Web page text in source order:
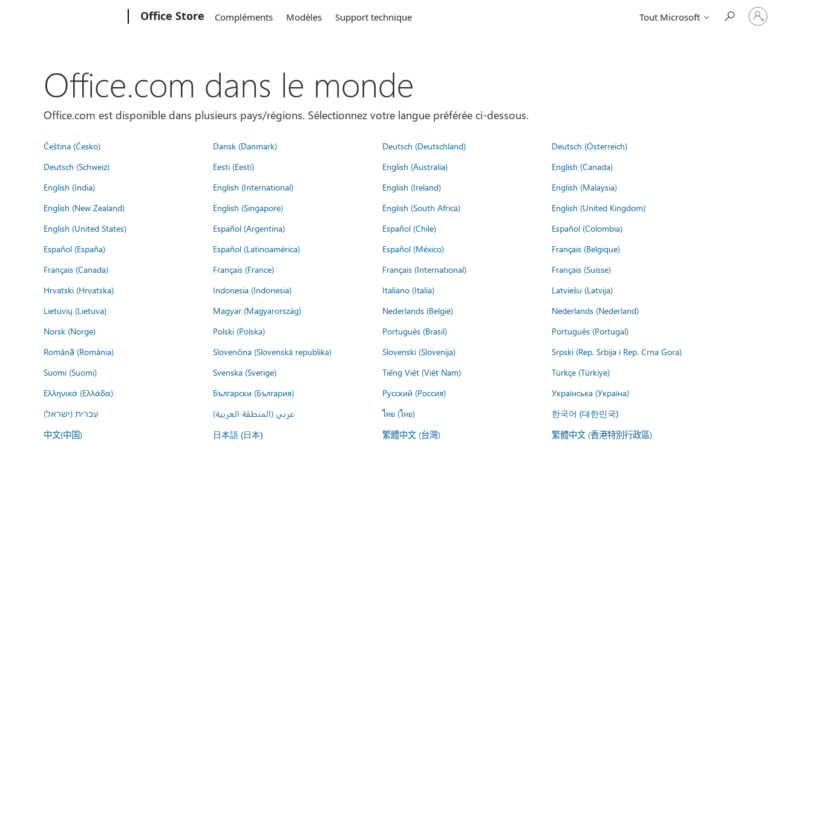
Office Store Compléments Modèles Support technique Tout Microsoft
Connectez-
vous
Office.com dans le monde
Office.com est disponible dans plusieurs pays/régions. Sélectionnez votre langue préférée ci-dessous.
Čeština (Česko) Dansk (Danmark) Deutsch (Deutschland)
Deutsch (Österreich)
Deutsch (Schweiz)
Eesti (Eesti) English (Australia)
English (Canada)
English (India)
English (International) English (Ireland)
English (Malaysia)
English (New Zealand)
English (Singapore) English (South Africa)
English (United Kingdom)
English (United States)
Español (Argentina) Español (Chile)
Español (Colombia)
Español (España)
Español (Latinoamérica) Español (México)
Français (Belgique)
Français (Canada)
Français (France) Français (International)
Français (Suisse)
Hrvatski (Hrvatska)
Indonesia (Indonesia) Italiano (Italia)
Latviešu (Latvija)
Lietuvių (Lietuva)
Magyar (Magyarország) Nederlands (België)
Nederlands (Nederland)
Norsk (Norge)
Polski (Polska) Português (Brasil)
Português (Portugal)
Română (România)
Slovenčina (Slovenská republika) Slovenski (Slovenija)
Srpski (Rep. Srbija i Rep. Crna Gora)
Suomi (Suomi)
Svenska (Sverige) Tiếng Việt (Việt Nam)
Türkçe (Türkiye)
Ελληνικά (Ελλάδα)
Български (България) Русский (Россия)
Українська (Україна)
עברית (ישראל)
عربي (المنطقة العربية) ไทย (ไทย) 한국어 (대한민국)
中文(中国) 日本語 (日本) 繁體中文 (台灣) 繁體中文 (香港特別行政區)